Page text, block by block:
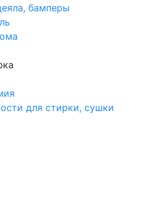
бамперы
для стирки, сушки